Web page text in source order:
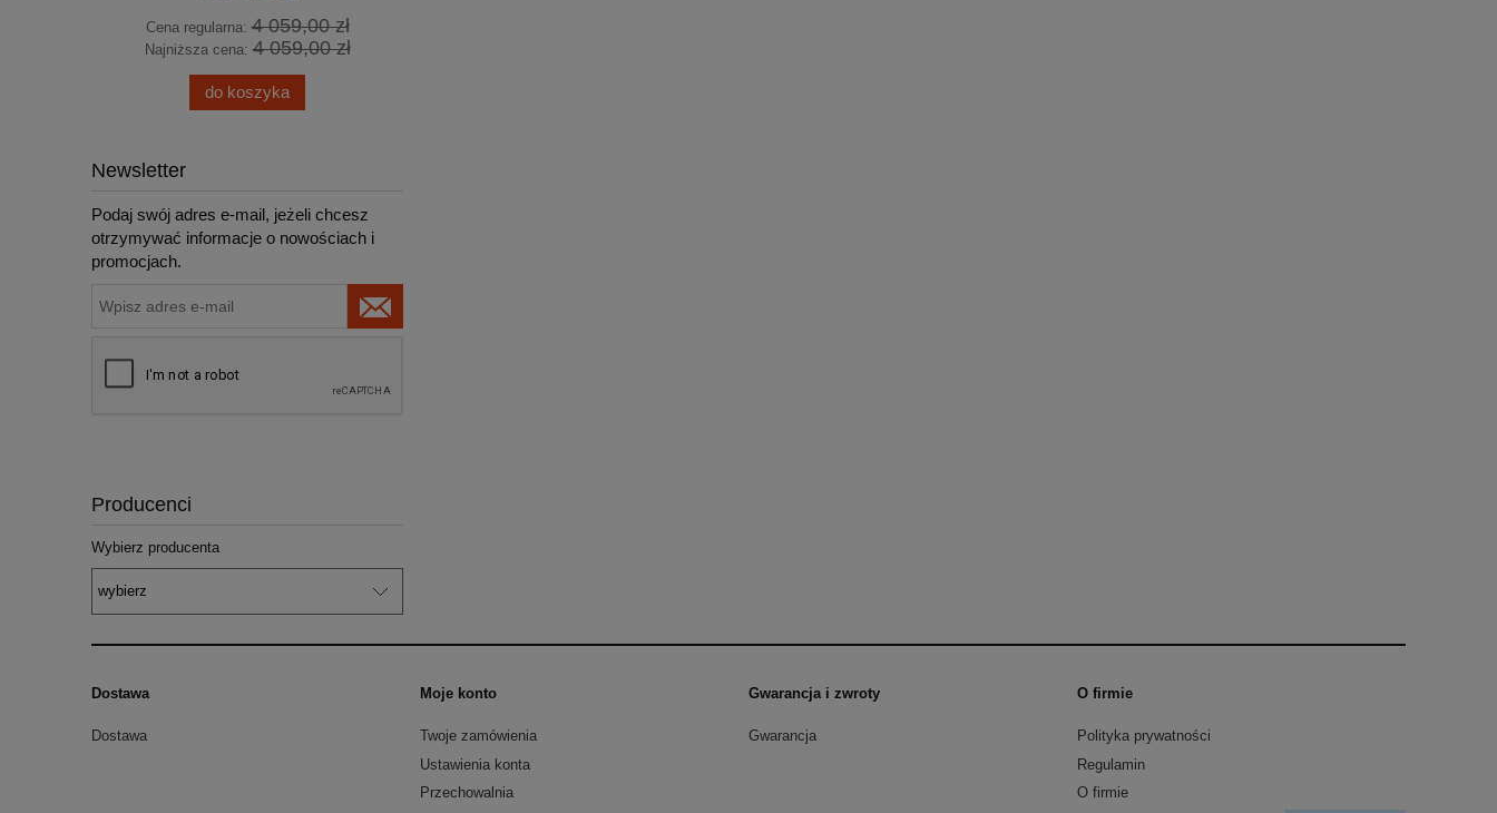
Cena regularna:4 059,00 zł
Najniższa cena:4 059,00 zł
do koszyka
Newsletter
Podaj swój adres e-mail, jeżeli chcesz
otrzymywać informacje o nowościach i
promocjach.
Producenci
Wybierz producenta
Dostawa
Dostawa
Moje konto
Twoje zamówienia
Ustawienia konta
Przechowalnia
Gwarancja i zwroty
Gwarancja
O firmie
Polityka prywatności
Regulamin
O firmie